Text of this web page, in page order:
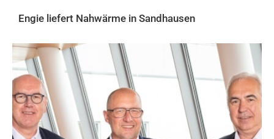
Engie liefert Nahwärme in Sandhausen